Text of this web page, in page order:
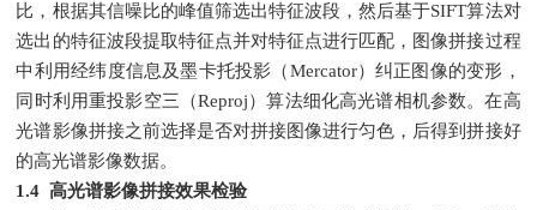
比，根据其信噪比的峰值筛选出特征波段，然后基于SIFT算法对
选出的特征波段提取特征点并对特征点进行匹配，图像拼接过程
中利用经纬度信息及墨卡托投影（Mercator）纠正图像的变形，
同时利用重投影空三（Reproj）算法细化高光谱相机参数。在高
光谱影像拼接之前选择是否对拼接图像进行匀色，后得到拼接好
的高光谱影像数据。
1.4 高光谱影像拼接效果检验